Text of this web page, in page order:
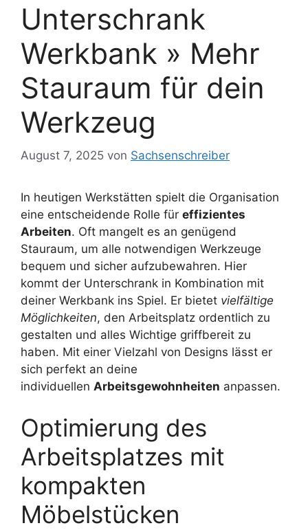
Unterschrank
Werkbank » Mehr
Stauraum für dein
Werkzeug
August 7, 2025 von Sachsenschreiber
In heutigen Werkstätten spielt die Organisation
eine entscheidende Rolle für effizientes
Arbeiten. Oft mangelt es an genügend
Stauraum, um alle notwendigen Werkzeuge
bequem und sicher aufzubewahren. Hier
kommt der Unterschrank in Kombination mit
deiner Werkbank ins Spiel. Er bietet vielfältige
Möglichkeiten, den Arbeitsplatz ordentlich zu
gestalten und alles Wichtige griffbereit zu
haben. Mit einer Vielzahl von Designs lässt er
sich perfekt an deine
individuellen Arbeitsgewohnheiten anpassen.
Optimierung des
Arbeitsplatzes mit
kompakten
Möbelstücken